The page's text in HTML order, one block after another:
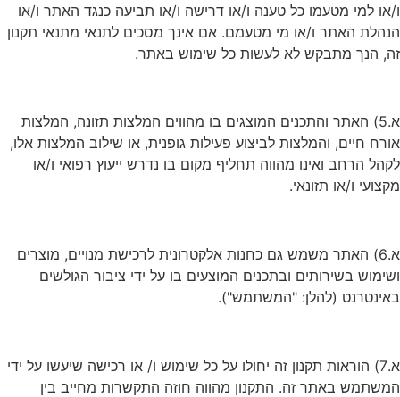
או למי מטעמו כל טענה ו/או דרישה ו/או תביעה כנגד האתר ו/או
האתר ו/או מי מטעמם. אם אינך מסכים לתנאי מתנאי תקנון
הנך מתבקש לא לעשות כל שימוש באתר.
א.5) האתר והתכנים המוצגים בו מהווים המלצות תזונה, המלצות
חיים, והמלצות לביצוע פעילות גופנית, או שילוב המלצות אלו,
הרחב ואינו מהווה תחליף מקום בו נדרש ייעוץ רפואי ו/או
ו/או תזונאי.
א.6) האתר משמש גם כחנות אלקטרונית לרכישת מנויים, מוצרים
בשירותים ובתכנים המוצעים בו על ידי ציבור הגולשים
(להלן: "המשתמש").
א.7) הוראות תקנון זה יחולו על כל שימוש ו/ או רכישה שיעשו על ידי
באתר זה. התקנון מהווה חוזה התקשרות מחייב בין